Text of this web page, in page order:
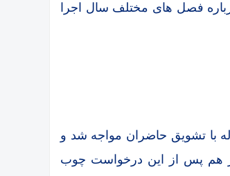
فصل های مختلف سال اجرا
“چهارفصل” و به ویژه آواز نامی نظر خواننده ۶ ساله با تشویق حاضران مواجه شد و
هم پس از این درخواست چوب